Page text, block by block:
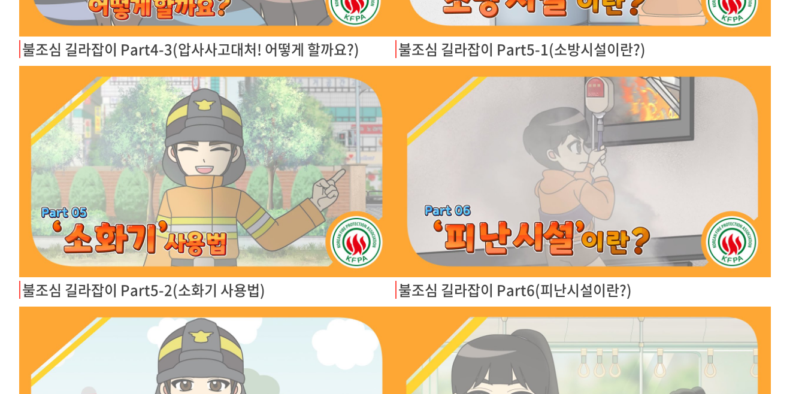
불조심 길라잡이 Part4-3(압사사고대처! 어떻게 할까요?) 불조심 길라잡이 Part5-1(소방시설이란?)
불조심 길라잡이 Part5-2(소화기 사용법) 불조심 길라잡이 Part6(피난시설이란?)